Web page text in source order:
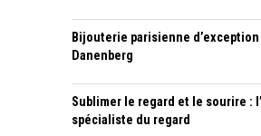
Bijouterie parisienne
Danenberg
Sublimer le regard et le sourire :
spécialiste du regard